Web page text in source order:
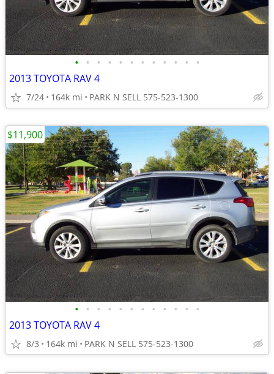
• • • • • • • • • • • •
2013 TOYOTA RAV 4
7/24 164k mi PARK N SELL 575-523-1300
• • • • • • • • • • • •
2013 TOYOTA RAV 4
8/3 164k mi PARK N SELL 575-523-1300
$11,900